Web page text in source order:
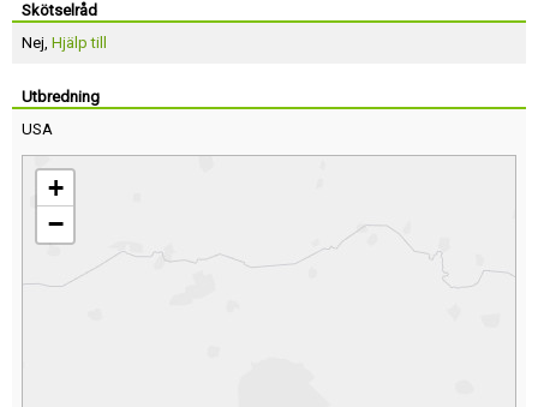
Skötselråd
Nej, Hjälp till
Utbredning
USA
+
−